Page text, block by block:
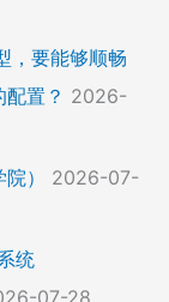
，要能够顺畅
置？ 2026-
）
2026-07-
统